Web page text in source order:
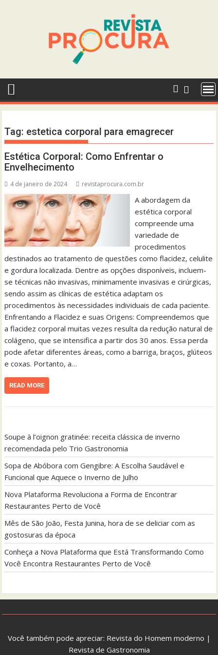
Tag: estetica corporal para emagrecer
Estética Corporal: Como Enfrentar o
Envelhecimento
4 de janeiro de 2024 revistaprocura.com.br
A abordagem da
estética corporal
compreende uma
variedade de
procedimentos
destinados ao tratamento de questões como flacidez, celulite
e gordura localizada. Dentre as opções disponíveis, incluem-
se técnicas não invasivas, minimamente invasivas e cirúrgicas,
sendo assim as clínicas de estética adaptam os
procedimentos às necessidades individuais de cada paciente.
Enfrentando a Flacidez e suas Origens: Compreendemos que
a flacidez corporal muitas vezes resulta da redução natural de
colágeno, que se intensifica a partir dos 30 anos. Essa perda
pode afetar diferentes áreas, como a barriga, braços, glúteos
e coxas. Portanto, a…
READ MORE
Soupe à l’oignon gratinée: receita clássica de inverno
recomendada pelo Trio Gastronomia
Sopa de Abóbora com Gengibre: A Escolha Saudável e
Funcional que Aquece o Inverno de Julho
Nova Plataforma Revoluciona a Forma de Encontrar
Restaurantes Perto de Você
Mês de São João, Festa Junina, hora de se deliciar com as
gostosuras da época
Conheça a Nova Plataforma que Está Transformando Como
Você Encontra Restaurantes Perto de Você
Você também pode apreciar: Revista do Homem moderno |
Revista de Gastronomia